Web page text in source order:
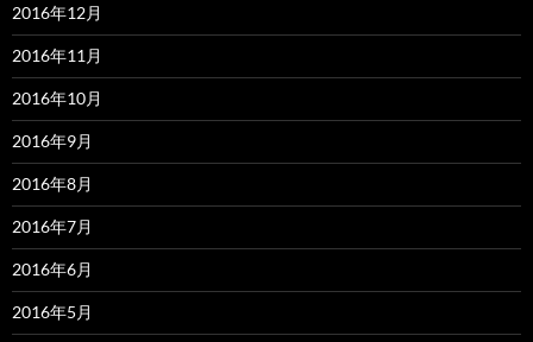
2016年12月
2016年11月
2016年10月
2016年9月
2016年8月
2016年7月
2016年6月
2016年5月